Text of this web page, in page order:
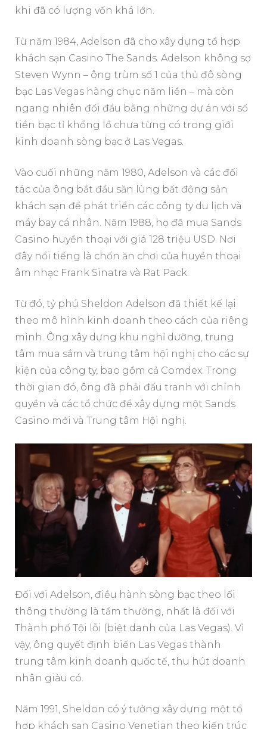
khi đã có lượng vốn khá lớn.
Từ năm 1984, Adelson đã cho xây dựng tổ hợp
khách sạn Casino The Sands. Adelson không sợ
Steven Wynn – ông trùm số 1 của thủ đô sòng
bạc Las Vegas hàng chục năm liền – mà còn
ngang nhiên đối đầu bằng những dự án với số
tiền bạc tỉ khổng lồ chưa từng có trong giới
kinh doanh sòng bạc ở Las Vegas.
Vào cuối những năm 1980, Adelson và các đối
tác của ông bắt đầu săn lùng bất động sản
khách sạn để phát triển các công ty du lịch và
máy bay cá nhân. Năm 1988, họ đã mua Sands
Casino huyền thoại với giá 128 triệu USD. Nơi
đây nổi tiếng là chốn ăn chơi của huyền thoại
âm nhạc Frank Sinatra và Rat Pack.
Từ đó, tỷ phú Sheldon Adelson đã thiết kế lại
theo mô hình kinh doanh theo cách của riêng
mình. Ông xây dựng khu nghỉ dưỡng, trung
tâm mua sắm và trung tâm hội nghị cho các sự
kiện của công ty, bao gồm cả Comdex. Trong
thời gian đó, ông đã phải đấu tranh với chính
quyền và các tổ chức để xây dựng một Sands
Casino mới và Trung tâm Hội nghị.
Đối với Adelson, điều hành sòng bạc theo lối
thông thường là tầm thường, nhất là đối với
Thành phố Tội lỗi (biệt danh của Las Vegas). Vì
vậy, ông quyết định biến Las Vegas thành
trung tâm kinh doanh quốc tế, thu hút doanh
nhân giàu có.
Năm 1991, Sheldon có ý tưởng xây dựng một tổ
hợp khách sạn Casino Venetian theo kiến trúc